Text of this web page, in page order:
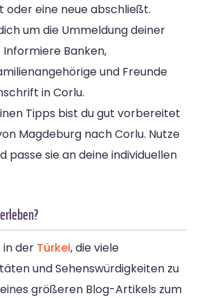
oder eine neue abschließt.
um die Ummeldung deiner
Banken,
und Freunde
in Corlu.
Tipps bist du gut vorbereitet
Magdeburg nach Corlu. Nutze
passe sie an deine individuellen
in der Türkei, die viele
und Sehenswürdigkeiten zu
größeren Blog-Artikels zum